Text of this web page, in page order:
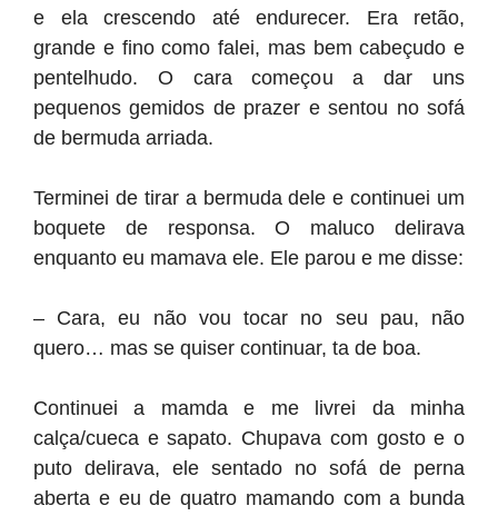
e ela crescendo até endurecer. Era retão,
grande e fino como falei, mas bem cabeçudo e
pentelhudo. O cara começou a dar uns
pequenos gemidos de prazer e sentou no sofá
de bermuda arriada.
Terminei de tirar a bermuda dele e continuei um
boquete de responsa. O maluco delirava
enquanto eu mamava ele. Ele parou e me disse:
– Cara, eu não vou tocar no seu pau, não
quero… mas se quiser continuar, ta de boa.
Continuei a mamda e me livrei da minha
calça/cueca e sapato. Chupava com gosto e o
puto delirava, ele sentado no sofá de perna
aberta e eu de quatro mamando com a bunda